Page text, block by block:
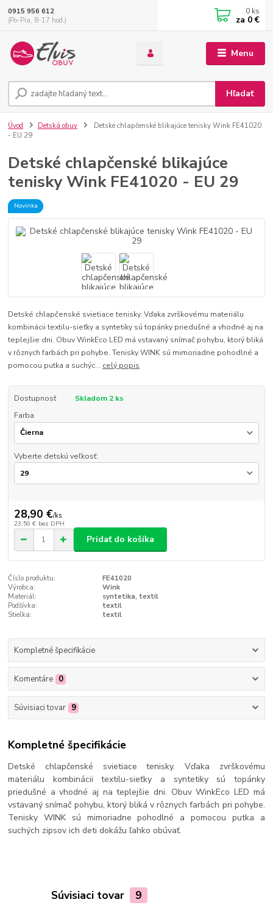
Menu
Hľadať
0915 956 612
(Po-Pia, 8-17 hod.)
0 ks
za 0 €
Úvod Detská obuv
Detské chlapčenské blikajúce tenisky Wink FE41020
- EU 29
Detské chlapčenské blikajúce
tenisky Wink FE41020 - EU 29
Novinka
Detské chlapčenské svietiace tenisky. Vďaka zvrškovému materiálu
kombinácii textilu-sieťky a syntetiky sú topánky priedušné a vhodné aj na
teplejšie dni. Obuv WinkEco LED má vstavaný snímač pohybu, ktorý bliká
v rôznych farbách pri pohybe. Tenisky WINK sú mimoriadne pohodlné a
pomocou putka a suchýc... celý popis
Dostupnosť
Skladom 2 ks
Farba
Vyberte detskú veľkosť:
28,90 €/ks
23,50 € bez DPH
Pridať do košíka
Číslo produktu:
FE41020
Výrobca:
Wink
Materiál:
syntetika, textil
Podšívka:
textil
Stielka:
textil
Kompletné špecifikácie
Komentáre 0
Súvisiaci tovar 9
Kompletné špecifikácie
Detské chlapčenské svietiace tenisky. Vďaka zvrškovému
materiálu kombinácii textilu-sieťky a syntetiky sú topánky
priedušné a vhodné aj na teplejšie dni. Obuv WinkEco LED má
vstavaný snímač pohybu, ktorý bliká v rôznych farbách pri pohybe.
Tenisky WINK sú mimoriadne pohodlné a pomocou putka a
suchých zipsov ich deti dokážu ľahko obúvať.
Súvisiaci tovar 9